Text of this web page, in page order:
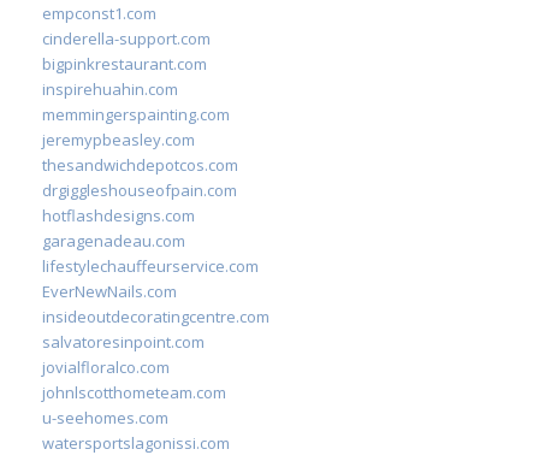
empconst1.com
cinderella-support.com
bigpinkrestaurant.com
inspirehuahin.com
memmingerspainting.com
jeremypbeasley.com
thesandwichdepotcos.com
drgiggleshouseofpain.com
hotflashdesigns.com
garagenadeau.com
lifestylechauffeurservice.com
EverNewNails.com
insideoutdecoratingcentre.com
salvatoresinpoint.com
jovialfloralco.com
johnlscotthometeam.com
u-seehomes.com
watersportslagonissi.com